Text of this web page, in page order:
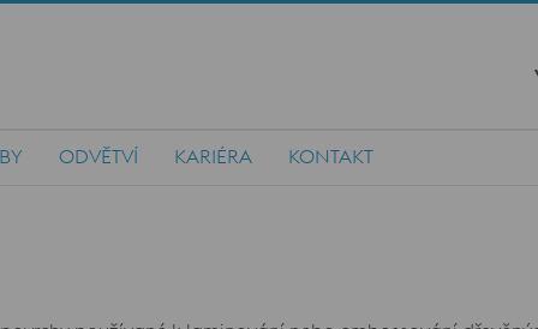
ODVĚTVÍ KARIÉRA KONTAKT